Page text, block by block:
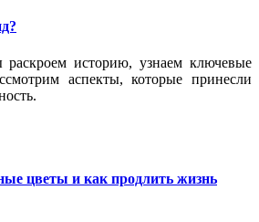
историю, узнаем ключевые
аспекты, которые принесли
цветы и как продлить жизнь